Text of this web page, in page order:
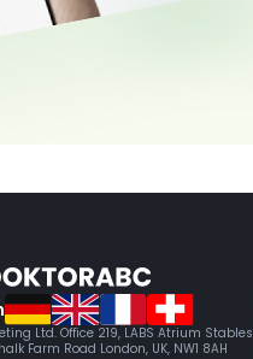
Ltd. Office 219, LABS Atrium Stables
Farm Road London, UK, NW1 8AH